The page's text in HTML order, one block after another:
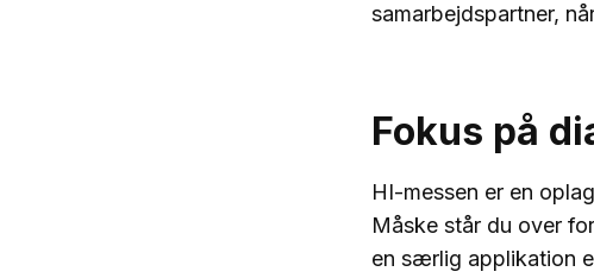
samarbejdspartner,
Fokus på
HI-messen er en
Måske står du over
en særlig applikation